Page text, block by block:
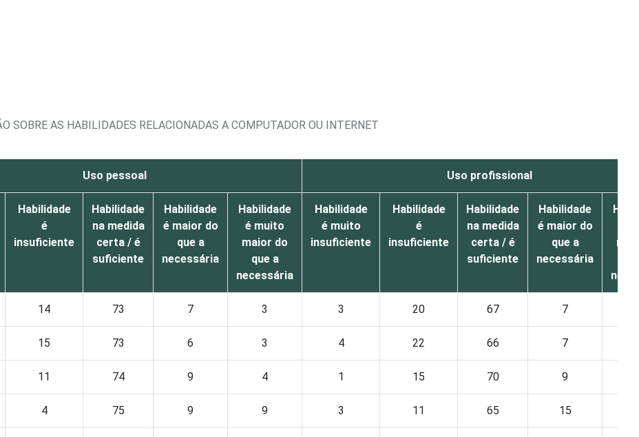
SOBRE AS HABILIDADES RELACIONADAS A COMPUTADOR OU INTERNET
Uso pessoal Uso profissional
Habilidade
é
insuficiente
Habilidade
na medida
certa / é
suficiente
Habilidade
é maior do
que a
necessária
Habilidade
é muito
maior do
que a
necessária
Habilidade
é muito
insuficiente
Habilidade
é
insuficiente
Habilidade
na medida
certa / é
suficiente
Habilidade
é maior do
que a
necessária
14 73 7 3 3 20 67 7
15 73 6 3 4 22 66 7
11 74 9 4 1 15 70 9
4 75 9 9 3 11 65 15